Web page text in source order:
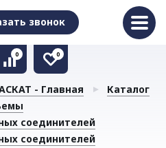
звонок
список сравнения
0
избранное
0
- Главная
Каталог
соединителей
соединителей